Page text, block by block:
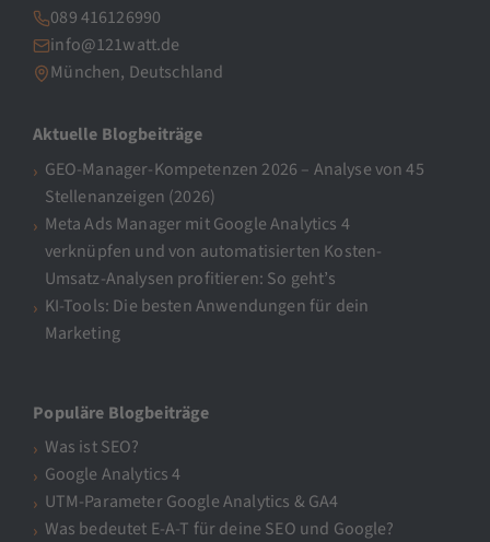
089 416126990
info@121watt.de
München, Deutschland
Aktuelle Blogbeiträge
GEO-Manager-Kompetenzen 2026 – Analyse von 45
Stellenanzeigen (2026)
Meta Ads Manager mit Google Analytics 4
verknüpfen und von automatisierten Kosten-
Umsatz-Analysen profitieren: So geht’s
KI-Tools: Die besten Anwendungen für dein
Marketing
Populäre Blogbeiträge
Was ist SEO?
Google Analytics 4
UTM-Parameter Google Analytics & GA4
Was bedeutet E-A-T für deine SEO und Google?